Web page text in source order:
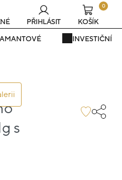
INVESTIČNÍ
PŘIHLÁSIT
0
KOŠÍK
s